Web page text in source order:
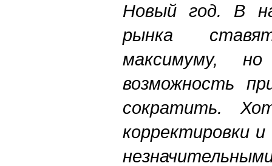
Новый год. В
рынка
максимуму,
возможность
сократить.
корректировки